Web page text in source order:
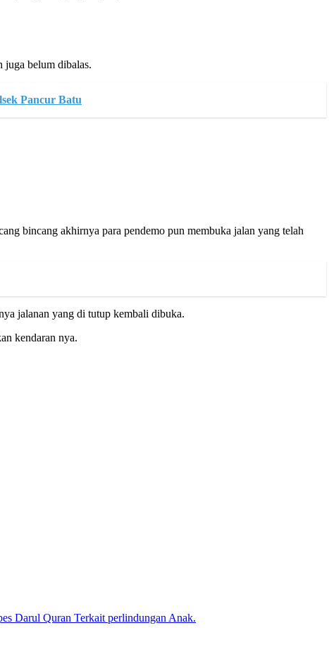
juga belum dibalas.
Pancur Batu
bincang akhirnya para pendemo pun membuka jalan yang telah
jalanan yang di tutup kembali dibuka.
kendaran nya.
Darul Quran Terkait perlindungan Anak.